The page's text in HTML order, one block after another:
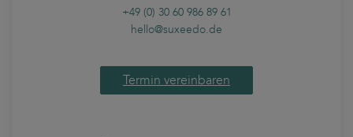
+49 (0) 30 60 986 89 61
hello@suxeedo.de
Termin vereinbaren